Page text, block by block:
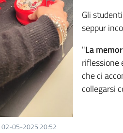
Gli
seppur
"La
riflessione
che ci
collegarsi
02-05-2025 20:52